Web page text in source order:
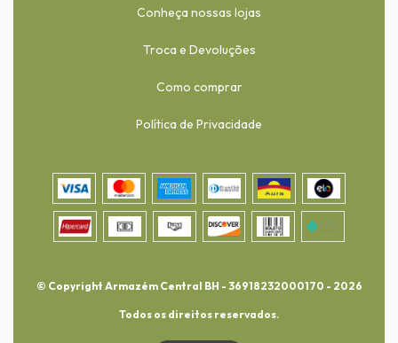
Conheça nossas lojas
Troca e Devoluções
Como comprar
Política de Privacidade
© Copyright Armazém Central BH - 36918232000170 - 2026
Todos os direitos reservados.